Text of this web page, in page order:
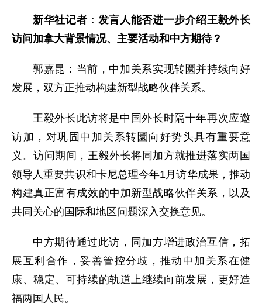
新华社记者：发言人能否进一步介绍王毅外长
访问加拿大背景情况、主要活动和中方期待？
郭嘉昆：当前，中加关系实现转圜并持续向好
发展，双方正推动构建新型战略伙伴关系。
王毅外长此访将是中国外长时隔十年再次应邀
访加，对巩固中加关系转圜向好势头具有重要意
义。访问期间，王毅外长将同加方就推进落实两国
领导人重要共识和卡尼总理今年1月访华成果，推动
构建真正富有成效的中加新型战略伙伴关系，以及
共同关心的国际和地区问题深入交换意见。
中方期待通过此访，同加方增进政治互信，拓
展互利合作，妥善管控分歧，推动中加关系在健
康、稳定、可持续的轨道上继续向前发展，更好造
福两国人民。